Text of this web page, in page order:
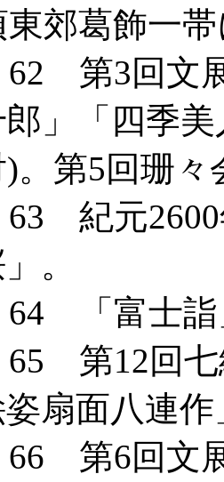
郊葛飾一
第3回文展
郎」「四季
。第5回珊
紀元2600
。
「富士詣
第12回七
姿扇面八連
第6回文展